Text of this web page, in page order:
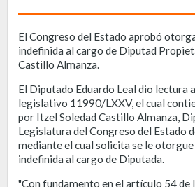
El Congreso del Estado aprobó
indefinida al cargo de Diputad
Castillo Almanza.
El Diputado Eduardo Leal dio lectura
legislativo 11990/LXXV, el cual
por Itzel Soledad Castillo Almanza,
Legislatura del Congreso del Estado
mediante el cual solicita se le
indefinida al cargo de Diputada.
"Con fundamento en el artículo 54 de